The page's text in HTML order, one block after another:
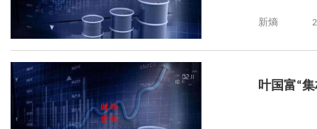
新熵
叶国富“